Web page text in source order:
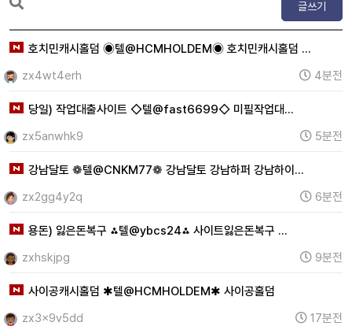
글쓰기
호치민캐시홀덤 ◉텔@HCMHOLDEM◉ 호치민캐시홀덤 …
zx4wt4erh
4분전
당일) 작업대출사이트 ◇텔@fast6699◇ 미필작업대…
zx5anwhk9
5분전
강남달토 ❁텔@CNKM77❁ 강남달토 강남하퍼 강남하이…
zx2gg4y2q
6분전
용돈) 잃은돈복구 ⁂텔@ybcs24⁂ 사이트잃은돈복구 …
zxhskjpg
9분전
사이공캐시홀덤 ✱텔@HCMHOLDEM✱ 사이공홀덤
zx3x9v5dd
17분전